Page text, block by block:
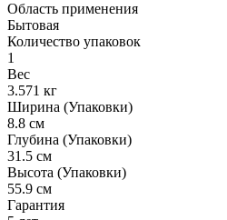
Область применения
Бытовая
Количество упаковок
1
Вес
3.571 кг
Ширина (Упаковки)
8.8 см
Глубина (Упаковки)
31.5 см
Высота (Упаковки)
55.9 см
Гарантия